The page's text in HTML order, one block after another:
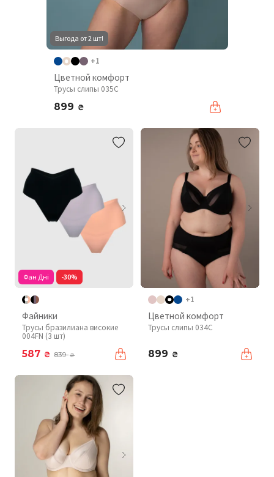
Выгода от 2 шт!
+1
Цветной комфорт
Трусы слипы 035C
899 ₴
Фан Дні -30%
Файники
Трусы бразилиана високие
004FN (3 шт)
587 ₴ 839₴
+1
Цветной комфорт
Трусы слипы 034C
899 ₴